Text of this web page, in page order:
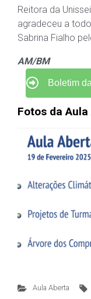
Reitora da
agradeceu a
Sabrina Fialho
AM/BM
Boletim
Fotos da
Aula Aberta